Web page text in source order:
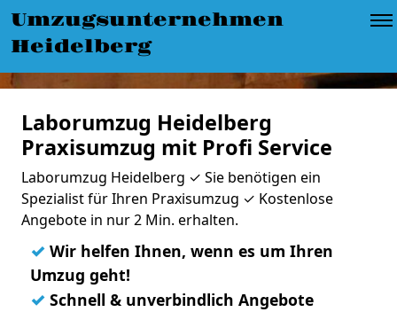
Umzugsunternehmen
Heidelberg
Laborumzug Heidelberg
Praxisumzug mit Profi Service
Laborumzug Heidelberg ✓ Sie benötigen ein
Spezialist für Ihren Praxisumzug ✓ Kostenlose
Angebote in nur 2 Min. erhalten.
✓ Wir helfen Ihnen, wenn es um Ihren
Umzug geht!
✓ Schnell & unverbindlich Angebote